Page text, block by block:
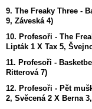
9. The Freaky Three -
9, Záveská 4)
10. Profesoři - The
Lipták 1 X Tax 5,
11. Profesoři -
Ritterová 7)
12. Profesoři - Pět
2, Svěcená 2 X Berna